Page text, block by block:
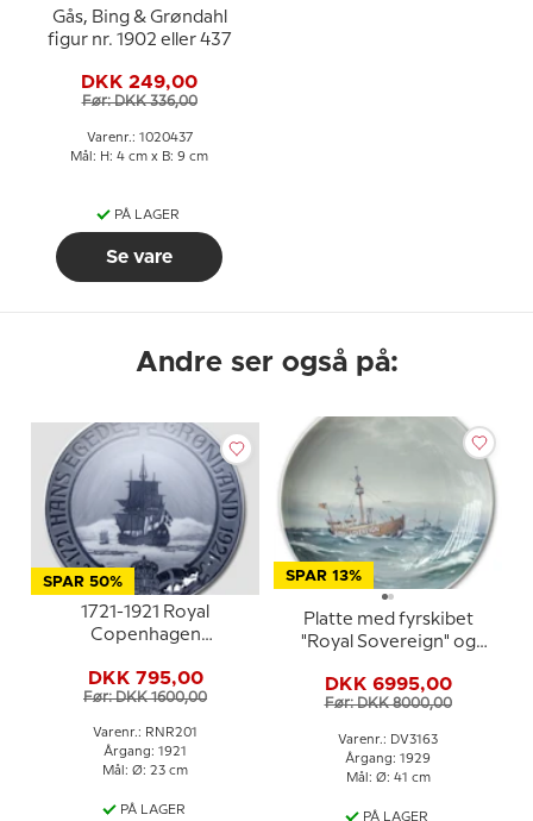
Gås, Bing & Grøndahl
figur nr. 1902 eller 437
DKK 249,00
Før: DKK 336,00
Varenr.: 1020437
Mål: H: 4 cm x B: 9 cm
PÅ LAGER
Se vare
Andre ser også på:
SPAR 50%
1721-1921 Royal
Copenhagen
Egede
DKK 795,00
Før: DKK 1600,00
Varenr.: RNR201
Årgang: 1921
Mål: Ø: 23 cm
PÅ LAGER
SPAR 13%
Platte med fyrskibet
"Royal Sovereign" og
Copenhagen UNICA
signeret: Chr. Benjamin
Olsen 4.11.1929
DKK 6995,00
Før: DKK 8000,00
Varenr.: DV3163
Årgang: 1929
Mål: Ø: 41 cm
PÅ LAGER